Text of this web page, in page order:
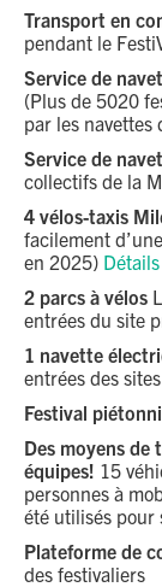
plus >
Transport en
pendant le
Service de
(Plus de 5020
par les navettes
Service de
collectifs de la
4 vélos-taxis
facilement
en 2025)
2 parcs à vélos
entrées du site
1 navette
entrées des sites
Festival
Des moyens de
équipes! 15
personnes à
été utilisés pour
Plateforme de
des festivaliers